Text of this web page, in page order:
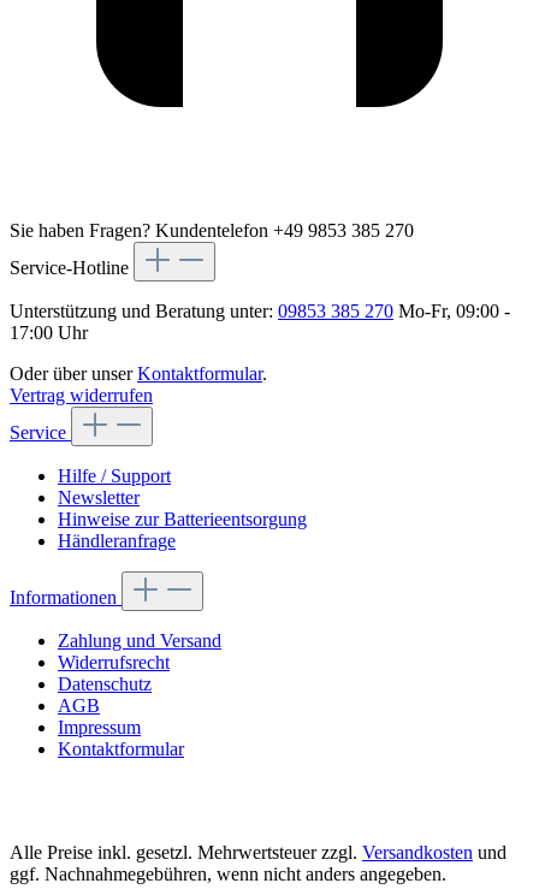
Sie haben Fragen? Kundentelefon +49 9853 385 270
Service-Hotline
Unterstützung und Beratung unter: 09853 385 270 Mo-Fr, 09:00 -
17:00 Uhr
Oder über unserKontaktformular.
Vertrag widerrufen
Service
Hilfe / Support
Newsletter
Hinweise zur Batterieentsorgung
Händleranfrage
Informationen
Zahlung und Versand
Widerrufsrecht
Datenschutz
AGB
Impressum
Kontaktformular
Alle Preise inkl. gesetzl. Mehrwertsteuer zzgl. Versandkosten und
ggf. Nachnahmegebühren, wenn nicht anders angegeben.